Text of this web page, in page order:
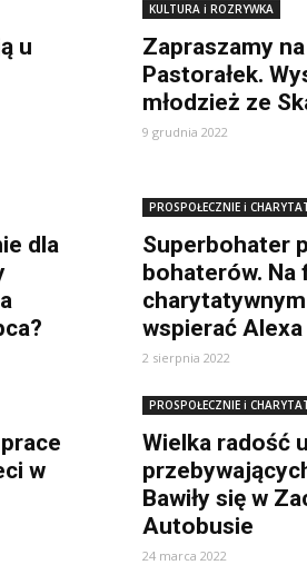
u
KULTURA i ROZRYWKA
Zapraszamy
Pastorałek.
młodzież ze
9 grudnia 2022
dla
PROSPOŁECZNIE i
Superbohater
bohaterów. Na
wspierać
2 sierpnia 2022
w
PROSPOŁECZNIE i
Wielka radość
Bawiły się w
Autobusie
24 marca 2022